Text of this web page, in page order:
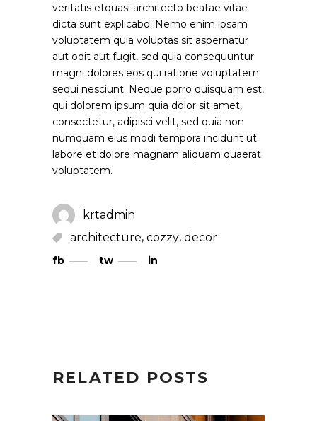
veritatis etquasi architecto beatae vitae
dicta sunt explicabo. Nemo enim ipsam
voluptatem quia voluptas sit aspernatur
aut odit aut fugit, sed quia consequuntur
magni dolores eos qui ratione voluptatem
sequi nesciunt. Neque porro quisquam est,
qui dolorem ipsum quia dolor sit amet,
consectetur, adipisci velit, sed quia non
numquam eius modi tempora incidunt ut
labore et dolore magnam aliquam quaerat
voluptatem.
krtadmin
architecture, cozzy, decor
fb tw in
RELATED POSTS